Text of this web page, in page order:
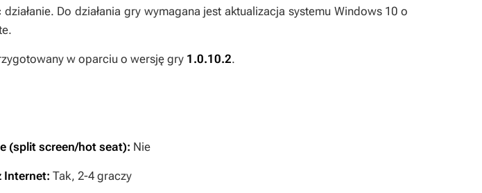
Do działania gry wymagana jest aktualizacja systemu Windows 10 o
w oparciu o wersję gry 1.0.10.2.
(split screen/hot seat): Nie
Internet: Tak, 2-4 graczy